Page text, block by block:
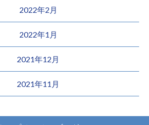
2022年2月
2022年1月
2021年12月
2021年11月